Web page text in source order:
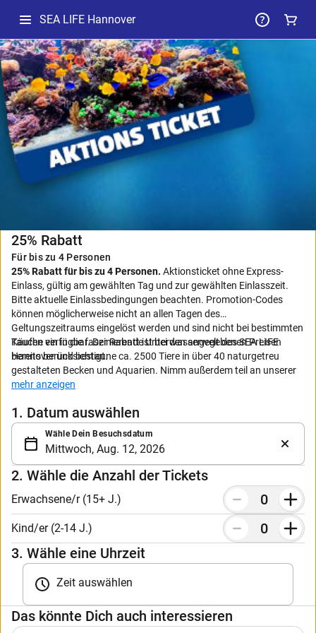
SEA LIFE Hannover
-
Ausgewähltes
Paket
25% Rabatt
Für bis zu 4 Personen
25% Rabatt für bis zu 4 Personen. Aktionsticket ohne Express-
Einlass, gültig am gewählten Tag und zur gewählten Einlasszeit.
Bitte aktuelle Einlassbedingungen beachten. Promotion-Codes
können möglicherweise nicht an allen Tagen des
Geltungszeitraums eingelöst werden und sind nicht bei bestimmten
Käufen verfügbar. Der Rabatt ist bei den angegebenen Preisen
bereits berücksichtigt.
Tauche ein in die faszinierende Unterwasserwelt des SEA LIFE
Hannover und bestaune ca. 2500 Tiere in über 40 naturgetreu
gestalteten Becken und Aquarien. Nimm außerdem teil an unserer
Expedition Dschungel im tropischen Regenwald mit dem geretteten
Ticket ausdrucken oder auf dem Smartphone oder Tablet
vorzeigen.
Kinder unter 15 Jahren müssen von einem Erwachsenen
begleitet werden.
Kinder unter 2 Jahren erhalten freien Eintritt.
Bitte beachte, dass es zu Stoßzeiten und an besuchsstarken
Tagen zu längeren Wartezeiten kommen kann.
Tickets sind nicht stornierbar.
Keine Verbindung mit weiteren Ermäßigungen oder
Beachte auch unsere AGB.
mehr anzeigen
1. Datum auswählen
Wähle Dein Besuchsdatum
2. Wähle die Anzahl der Tickets
Erwachsene/r (15+ J.)
Kind/er (2-14 J.)
3. Wähle eine Uhrzeit
Zeit auswählen
Das könnte Dich auch interessieren